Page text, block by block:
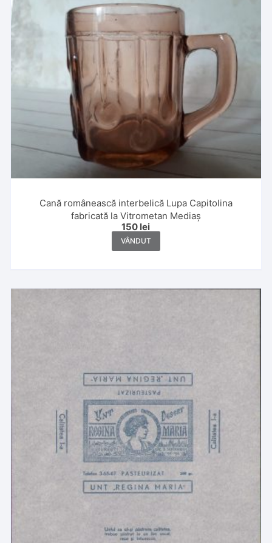
Cană românească interbelică Lupa Capitolina
fabricată la Vitrometan Mediaș
150 lei
VÂNDUT